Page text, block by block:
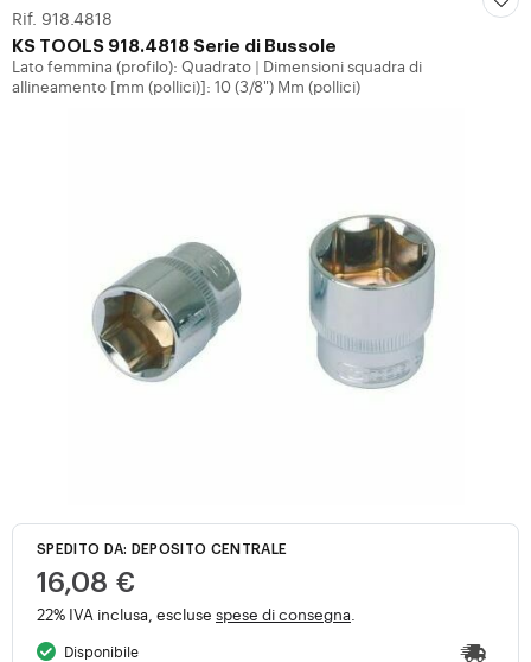
Rif. 918.4818
KS TOOLS 918.4818 Serie di Bussole
Lato femmina (profilo): Quadrato
Dimensioni squadra di
allineamento [mm (pollici)]: 10 (3/8") Mm (pollici)
SPEDITO DA: DEPOSITO CENTRALE
16,08 €
22% IVA inclusa, escluse spese di consegna
Disponibile